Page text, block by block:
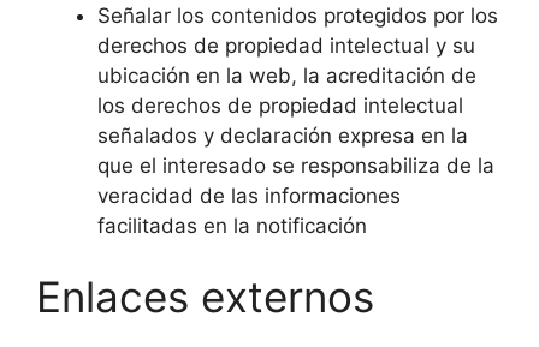
Señalar los contenidos protegidos por los
derechos de propiedad intelectual y su
ubicación en la web, la acreditación de
los derechos de propiedad intelectual
señalados y declaración expresa en la
que el interesado se responsabiliza de la
veracidad de las informaciones
facilitadas en la notificación
Enlaces externos